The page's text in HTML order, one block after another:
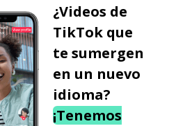
¿Videos de
TikTok que
te sumergen
en un nuevo
idioma?
¡Tenemos